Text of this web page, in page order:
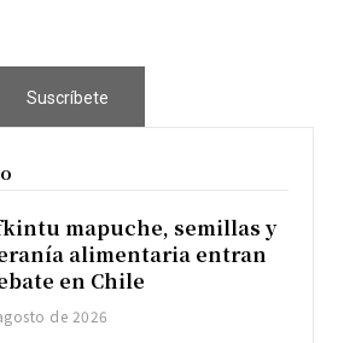
Suscríbete
mapuche, semillas y
alimentaria entran
en Chile
de 2026